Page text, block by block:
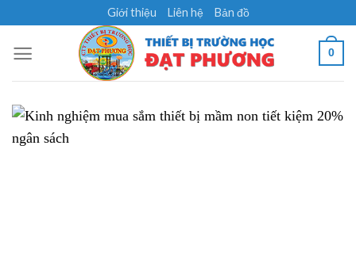
content
Giới thiệu Liên hệ Bản đồ
0